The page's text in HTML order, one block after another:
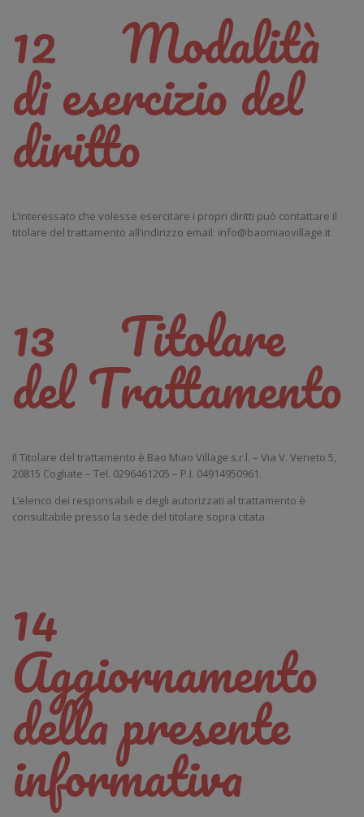
12 Modalità
di esercizio del
diritto
L’interessato che volesse esercitare i propri diritti può contattare il
titolare del trattamento all’indirizzo email: info@baomiaovillage.it
13 Titolare
del Trattamento
Il Titolare del trattamento è Bao Miao Village s.r.l. – Via V. Veneto 5,
20815 Cogliate – Tel. 0296461205 – P.I. 04914950961.
L’elenco dei responsabili e degli autorizzati al trattamento è
consultabile presso la sede del titolare sopra citata.
14
Aggiornamento
della presente
informativa